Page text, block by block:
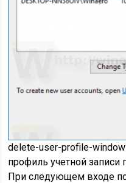
delete-user-profile-
профиль учетной записи
При следующем входе